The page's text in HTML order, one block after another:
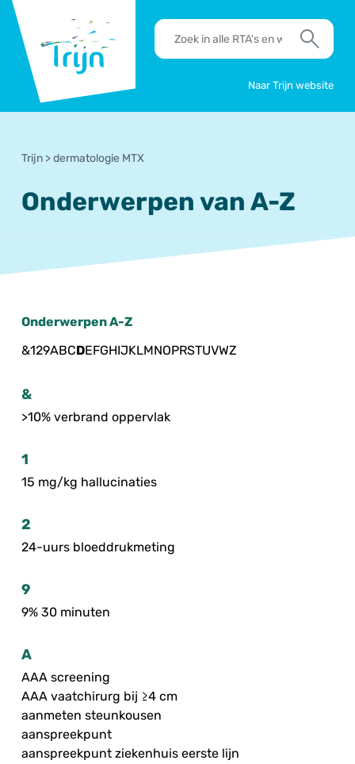
Trijn
RTA's
en
Zoek
Naar Trijn website
Trijn >dermatologie MTX
Onderwerpen van A-Z
Onderwerpen A-Z
&129ABCDEFGHIJKLMNOPRSTUVWZ
&
>10% verbrand oppervlak
1
15 mg/kg hallucinaties
2
24-uurs bloeddrukmeting
9
9% 30 minuten
A
AAA screening
AAA vaatchirurg bij ≥4 cm
aanmeten steunkousen
aanspreekpunt
aanspreekpunt ziekenhuis eerste lijn